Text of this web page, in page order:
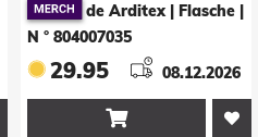
de Arditex | Flasche
N ° 804007035
29.95 08.12.2026
